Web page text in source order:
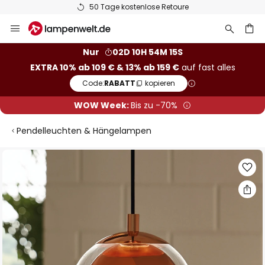
50 Tage kostenlose Retoure
Inhalt
Nur
02D 10H 54M 14S
EXTRA 10% ab 109 € & 13% ab 159 €auf fast alles
Code:RABATT kopieren
WOW Week:Bis zu -70%
Pendelleuchten & Hängelampen
der
Bildgalerie
springen